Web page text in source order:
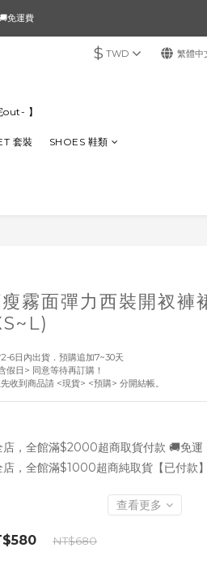
免運費
免運費
$ TWD 繁體中
out- 】
套裝 SHOES 鞋類
霧面彈力西裝開衩褲
6日內出貨．預購追加7~30天
假日> 同意等待再訂購！
收到商品請 <現貨> <預購> 分開結帳。
店，全館滿$2000超商取貨付款 🚚免運
店，全館滿$1000超商純取貨【已付款
查看更多
NT$680